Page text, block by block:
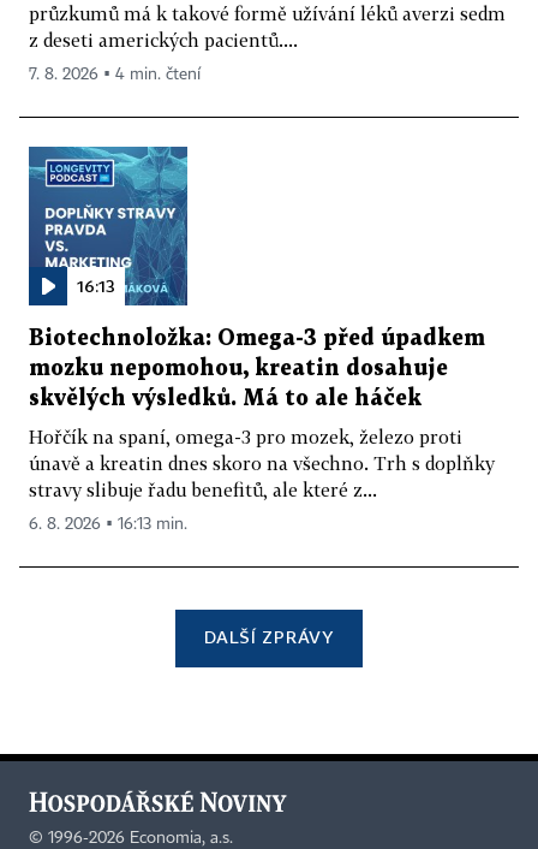
průzkumů má k takové formě užívání léků averzi sedm
z deseti amerických pacientů....
7. 8. 2026 ▪ 4 min. čtení
16:13
Biotechnoložka: Omega-3 před úpadkem
mozku nepomohou, kreatin dosahuje
skvělých výsledků. Má to ale háček
Hořčík na spaní, omega-3 pro mozek, železo proti
únavě a kreatin dnes skoro na všechno. Trh s doplňky
stravy slibuje řadu benefitů, ale které z...
6. 8. 2026 ▪ 16:13 min.
DALŠÍ ZPRÁVY
© 1996-2026 Economia, a.s.